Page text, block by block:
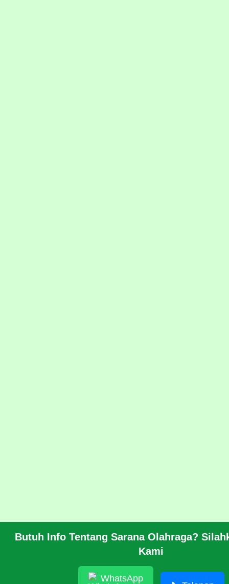
Butuh Info Tentang Sarana Olahraga?
Kami
WhatsApp